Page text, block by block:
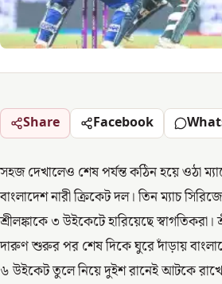
Share Facebook
সহজ দেখালেও শেষ পর্যন্ত কঠিন হয়ে ওঠা
বাংলাদেশ নারী ক্রিকেট দল। তিন ম্যাচ
শ্রীলঙ্কাকে ৩ উইকেটে হারিয়েছে স্বাগতিকরা।
দারুণ শুরুর পর শেষ দিকে ঘুরে দাঁড়ায়
৬ উইকেট তুলে নিয়ে দুইশ রানেই আটকে